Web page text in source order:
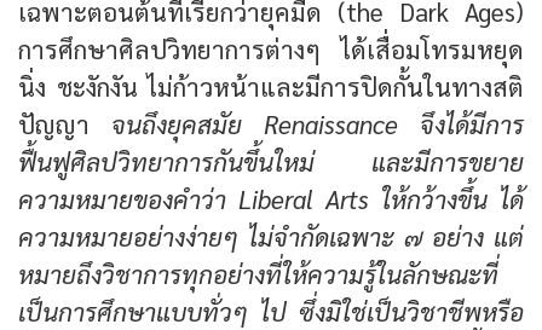
เฉพาะตอนต้นที่เรียกว่ายุคมืด (the Dark Ages)
การศึกษาศิลปวิทยาการต่างๆ ได้เสื่อมโทรมหยุด
นิ่ง ชะงักงัน ไม่ก้าวหน้าและมีการปิดกั้นในทางสติ
ปัญญา จนถึงยุคสมัย Renaissance จึงได้มีการ
ฟื้นฟูศิลปวิทยาการกันขึ้นใหม่ และมีการขยาย
ความหมายของคำว่า Liberal Arts ให้กว้างขึ้น ได้
ความหมายอย่างง่ายๆ ไม่จำกัดเฉพาะ ๗ อย่าง แต่
หมายถึงวิชาการทุกอย่างที่ให้ความรู้ในลักษณะที่
เป็นการศึกษาแบบทั่วๆ ไป ซึ่งมิใช่เป็นวิชาชีพหรือ